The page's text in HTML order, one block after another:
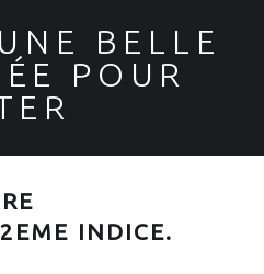
BELLE
POUR
INDICE.